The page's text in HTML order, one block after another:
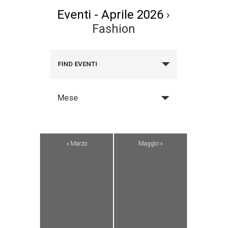
Eventi - Aprile 2026 ›
Fashion
FIND EVENTI
Mese
« Marzo Maggio »